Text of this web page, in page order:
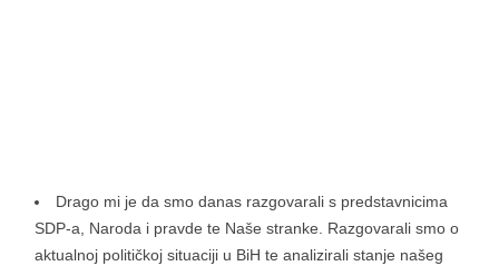
Drago mi je da smo danas razgovarali s predstavnicima
SDP-a, Naroda i pravde te Naše stranke. Razgovarali smo o
aktualnoj političkoj situaciji u BiH te analizirali stanje našeg